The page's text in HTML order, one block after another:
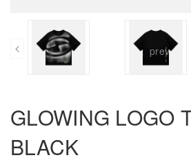
prev
GLOWING LOGO
BLACK